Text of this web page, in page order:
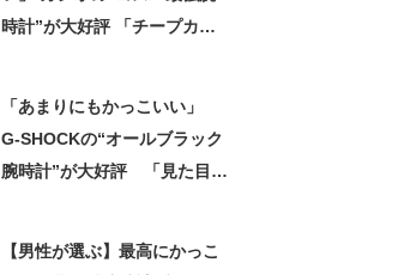
時計”が大好評 「チープカシ
「あまりにもかっこいい」
G-SHOCKの“オールブラック
腕時計”が大好評 「見た目以
【男性が選ぶ】最高にかっこ